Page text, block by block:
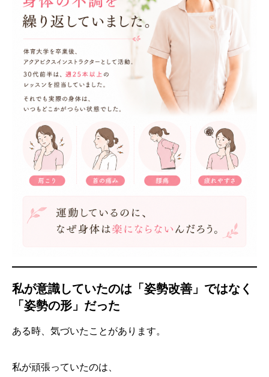
私が意識していたのは「姿勢改善」ではなく
「姿勢の形」だった
ある時、気づいたことがあります。
私が頑張っていたのは、